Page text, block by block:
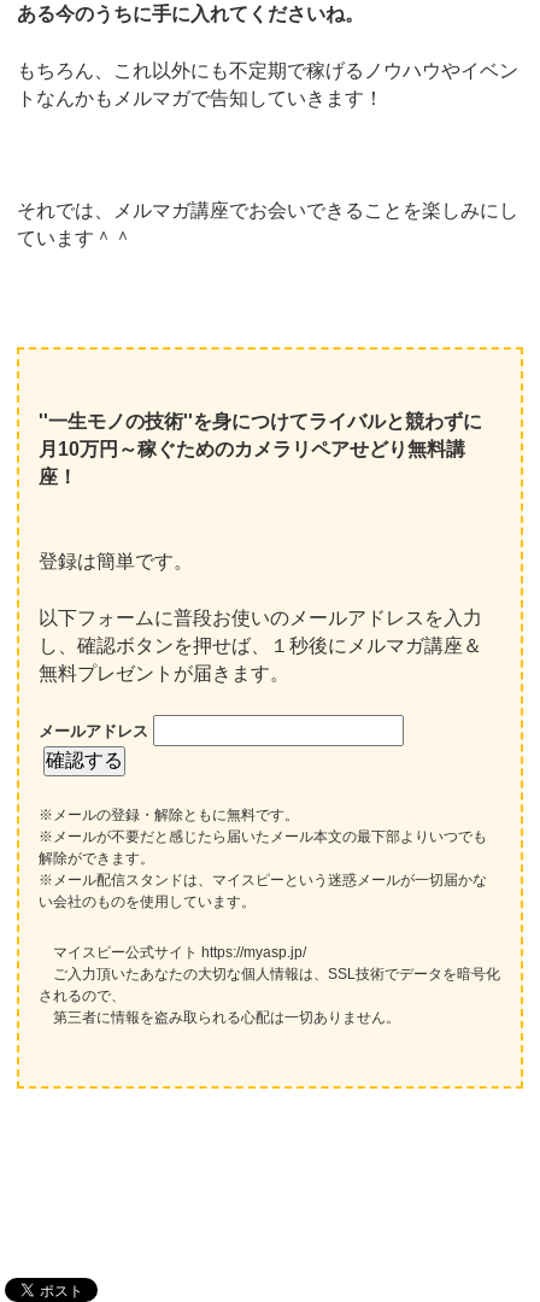
ある今のうちに手に入れてくださいね。
もちろん、これ以外にも不定期で稼げるノウハウやイベン
トなんかもメルマガで告知していきます！
それでは、メルマガ講座でお会いできることを楽しみにし
ています＾＾
''一生モノの技術''を身につけてライバルと競わずに
月10万円～稼ぐためのカメラリペアせどり無料講
座！
登録は簡単です。
以下フォームに普段お使いのメールアドレスを入力
し、確認ボタンを押せば、１秒後にメルマガ講座＆
無料プレゼントが届きます。
メールアドレス
※メールの登録・解除ともに無料です。
※メールが不要だと感じたら届いたメール本文の最下部よりいつでも
解除ができます。
※メール配信スタンドは、マイスピーという迷惑メールが一切届かな
い会社のものを使用しています。
マイスピー公式サイト https://myasp.jp/
ご入力頂いたあなたの大切な個人情報は、SSL技術でデータを暗号化
されるので、
第三者に情報を盗み取られる心配は一切ありません。